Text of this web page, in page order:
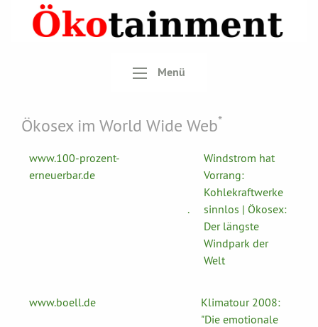
Menü
Ökosex im World Wide Web*
www.100-prozent-
erneuerbar.de
.
Windstrom hat
Vorrang:
Kohlekraftwerke
sinnlos | Ökosex:
Der längste
Windpark der
Welt
www.boell.de
Klimatour 2008:
"Die emotionale